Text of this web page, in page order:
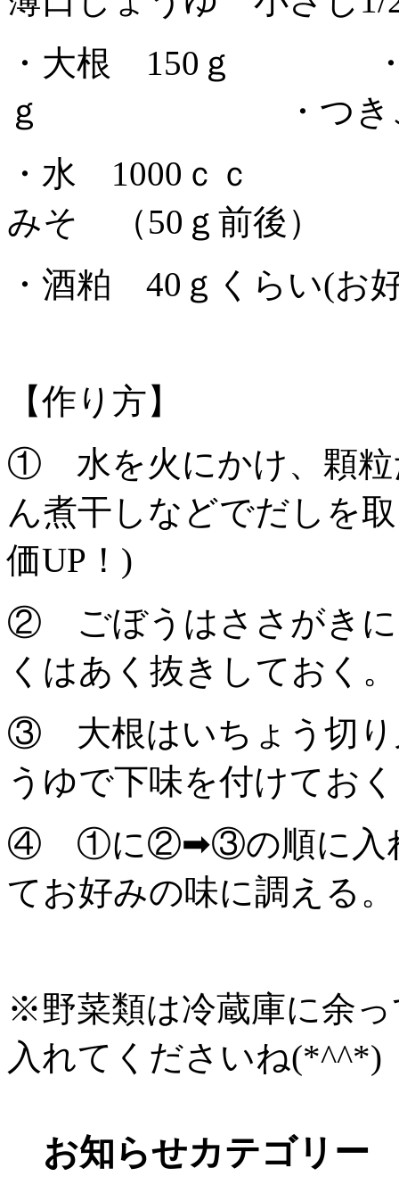
・大根 150ｇ ・
ｇ ・つきこん
・水 1000ｃｃ
みそ （50ｇ前後）
・酒粕 40ｇくらい(お
【作り方】
① 水を火にかけ、顆粒
ん煮干しなどでだしを
価UP！)
② ごぼうはささがきに
くはあく抜きしておく。
③ 大根はいちょう切り
うゆで下味を付けてお
④ ①に②➡③の順に入れ
てお好みの味に調える。
※野菜類は冷蔵庫に余
入れてくださいね(*^^*)
お知らせカテゴリー